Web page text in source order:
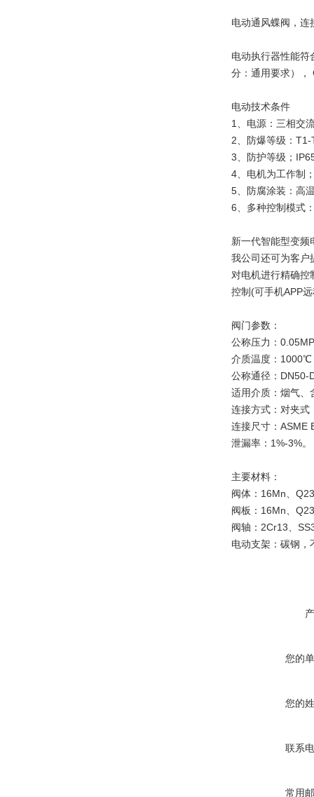
电动通风蝶阀，连
电动执行器性能
分：通用要求），
电动技术条件
1、电源：三相交
2、防爆等级：
3、防护等级；
4、电机为工作制
5、防腐涂装：高
6、多种控制模式
新一代智能型变频
我公司还可为客户
对电机进行精确控
控制(可手机APP
阀门参数：
公称压力：
介质温度：1000℃
公称通径：DN50-
适用介质：烟气、
连接方式：对夹式
连接尺寸：ASME
泄漏率：1%-3%。
主要材料：
阀体：16Mn、
阀板：16Mn、
阀轴：2Cr13、
电动支架：碳钢，
您的
您的
联系
常用